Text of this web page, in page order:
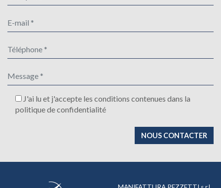
J'ai lu et j'accepte les conditions contenues dans la
politique de confidentialité